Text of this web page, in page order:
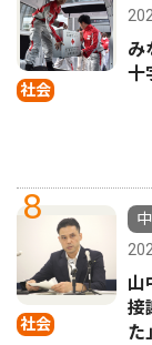
社会
み
十
8
社会
山
接
た」